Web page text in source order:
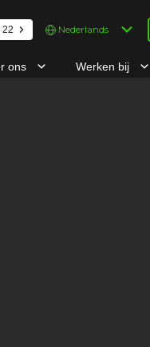
22
Kies
een
ons Werken bij